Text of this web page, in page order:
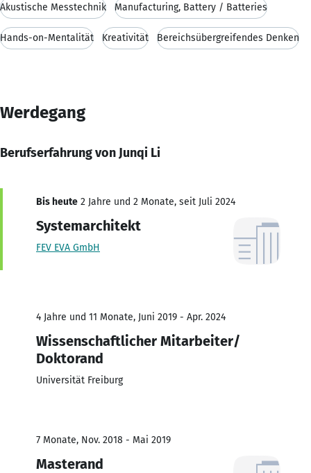
Akustische Messtechnik Manufacturing, Battery / Batteries
Hands-on-Mentalität Kreativität Bereichsübergreifendes Denken
Werdegang
Berufserfahrung von Junqi Li
Bis heute 2 Jahre und 2 Monate, seit Juli 2024
Systemarchitekt
FEV EVA GmbH
4 Jahre und 11 Monate, Juni 2019 - Apr. 2024
Wissenschaftlicher Mitarbeiter/
Doktorand
Universität Freiburg
7 Monate, Nov. 2018 - Mai 2019
Masterand